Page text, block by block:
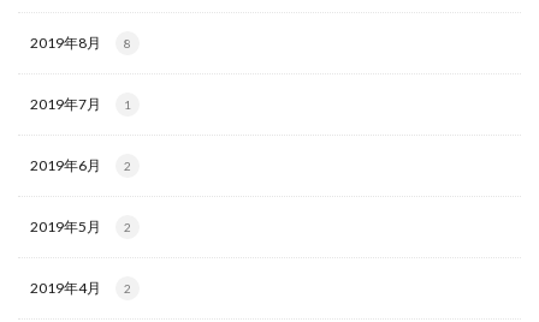
2019年8月 8
2019年7月 1
2019年6月 2
2019年5月 2
2019年4月 2